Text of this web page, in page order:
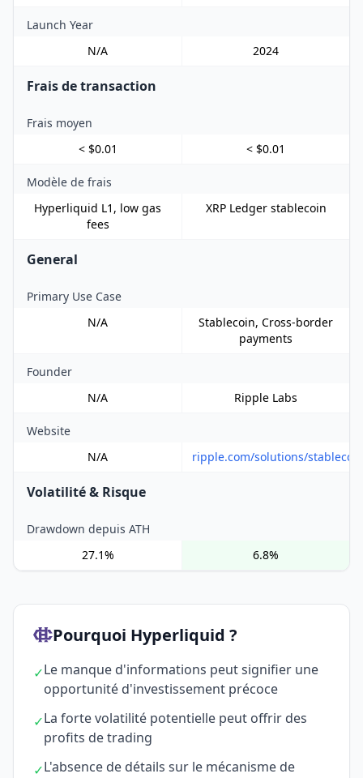
Launch Year
N/A
2024
Frais de transaction
Frais moyen
< $0.01
< $0.01
Modèle de frais
Hyperliquid L1, low gas
fees
XRP Ledger stablecoin
General
Primary Use Case
N/A
Stablecoin, Cross-border
payments
Founder
N/A
Ripple Labs
Website
N/A
ripple.com/solutions/stablecoin
Volatilité & Risque
Drawdown depuis ATH
27.1%
6.8%
Pourquoi Hyperliquid ?
✓Le manque d'informations peut signifier une
opportunité d'investissement précoce
✓La forte volatilité potentielle peut offrir des
profits de trading
✓L'absence de détails sur le mécanisme de